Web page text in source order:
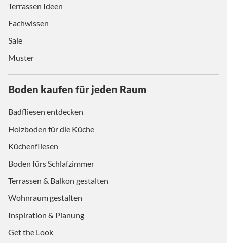
Terrassen Ideen
Fachwissen
Sale
Muster
Boden kaufen für jeden Raum
Badfliesen entdecken
Holzboden für die Küche
Küchenfliesen
Boden fürs Schlafzimmer
Terrassen & Balkon gestalten
Wohnraum gestalten
Inspiration & Planung
Get the Look